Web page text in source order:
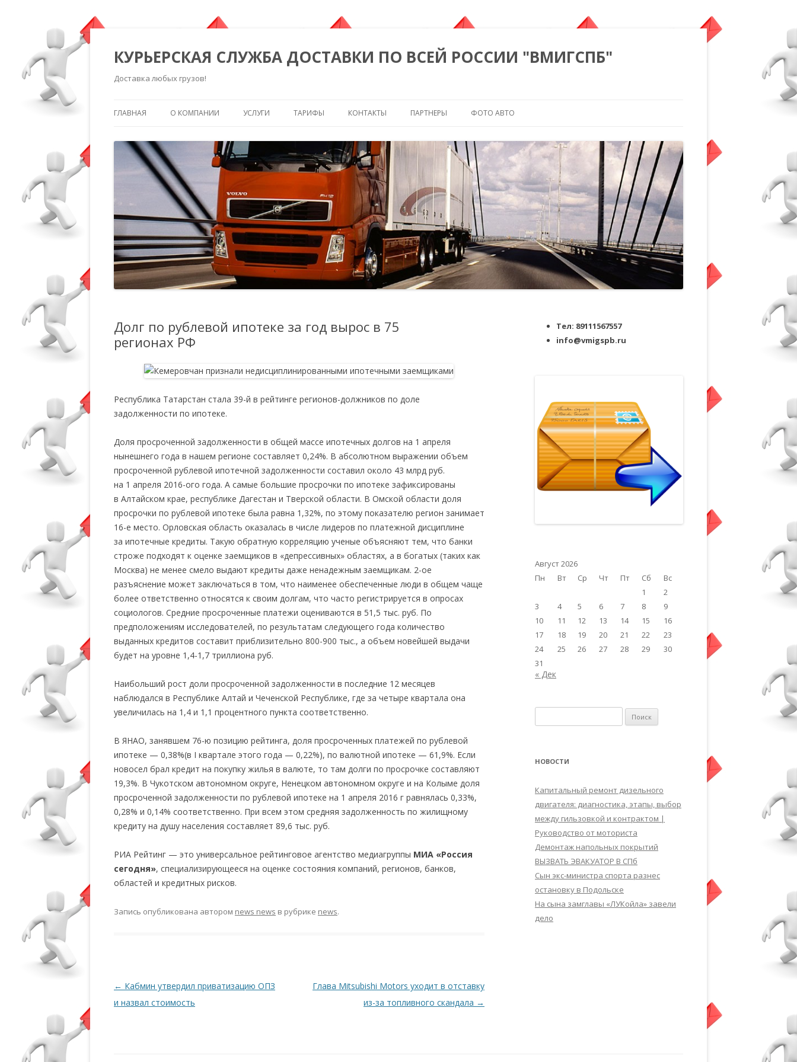
КУРЬЕРСКАЯ СЛУЖБА ДОСТАВКИ ПО ВСЕЙ РОССИИ "ВМИГСПБ"
Доставка любых грузов!
ГЛАВНАЯ О КОМПАНИИ УСЛУГИ ТАРИФЫ КОНТАКТЫ ПАРТНЕРЫ ФОТО АВТО
Долг по рублевой ипотеке за год вырос в 75
регионах РФ
Республика Татарстан стала 39-й в рейтинге регионов-должников по доле
задолженности по ипотеке.
Доля просроченной задолженности в общей массе ипотечных долгов на 1 апреля
нынешнего года в нашем регионе составляет 0,24%. В абсолютном выражении объем
просроченной рублевой ипотечной задолженности составил около 43 млрд руб.
на 1 апреля 2016-ого года. А самые большие просрочки по ипотеке зафиксированы
в Алтайском крае, республике Дагестан и Тверской области. В Омской области доля
просрочки по рублевой ипотеке была равна 1,32%, по этому показателю регион занимает
16-е место. Орловская область оказалась в числе лидеров по платежной дисциплине
за ипотечные кредиты. Такую обратную корреляцию ученые объясняют тем, что банки
строже подходят к оценке заемщиков в «депрессивных» областях, а в богатых (таких как
Москва) не менее смело выдают кредиты даже ненадежным заемщикам. 2-ое
разъяснение может заключаться в том, что наименее обеспеченные люди в общем чаще
более ответственно относятся к своим долгам, что часто регистрируется в опросах
социологов. Средние просроченные платежи оцениваются в 51,5 тыс. руб. По
предположениям исследователей, по результатам следующего года количество
выданных кредитов составит приблизительно 800-900 тыс., а объем новейшей выдачи
будет на уровне 1,4-1,7 триллиона руб.
Наибольший рост доли просроченной задолженности в последние 12 месяцев
наблюдался в Республике Алтай и Чеченской Республике, где за четыре квартала она
увеличилась на 1,4 и 1,1 процентного пункта соответственно.
В ЯНАО, занявшем 76-ю позицию рейтинга, доля просроченных платежей по рублевой
ипотеке — 0,38%(в I квартале этого года — 0,22%), по валютной ипотеке — 61,9%. Если
новосел брал кредит на покупку жилья в валюте, то там долги по просрочке составляют
19,3%. В Чукотском автономном округе, Ненецком автономном округе и на Колыме доля
просроченной задолженности по рублевой ипотеке на 1 апреля 2016 г равнялась 0,33%,
0,28% и 0,14% соответственно. При всем этом средняя задолженность по жилищному
кредиту на душу населения составляет 89,6 тыс. руб.
РИА Рейтинг — это универсальное рейтинговое агентство медиагруппы МИА «Россия
сегодня», специализирующееся на оценке состояния компаний, регионов, банков,
областей и кредитных рисков.
Запись опубликована автором news news в рубрике news.
Навигация по записям
← Кабмин утвердил приватизацию ОПЗ
и назвал стоимость
Глава Mitsubishi Motors уходит в отставку
из-за топливного скандала →
Тел: 89111567557
info@vmigspb.ru
Август 2026
Пн
Вт Ср Чт Пт Сб
Вс
1
2
3
4 5 6 7 8
9
10
11 12 13 14 15
16
17
18 19 20 21 22
23
24
25 26 27 28 29
30
31
« Дек
НОВОСТИ
Капитальный ремонт дизельного
двигателя: диагностика, этапы, выбор
между гильзовкой и контрактом |
Руководство от моториста
Демонтаж напольных покрытий
ВЫЗВАТЬ ЭВАКУАТОР В СПб
Сын экс-министра спорта разнес
остановку в Подольске
На сына замглавы «ЛУКойла» завели
дело